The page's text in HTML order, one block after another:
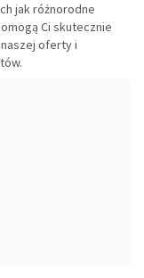
jak różnorodne
Ci skutecznie
oferty i